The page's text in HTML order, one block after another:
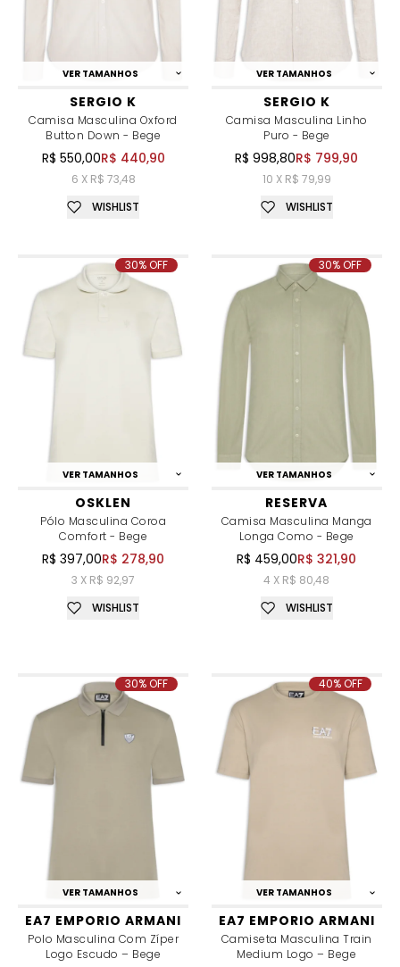
VER TAMANHOS
SERGIO K
Camisa Masculina Oxford
Button Down - Bege
R$ 550,00R$ 440,90
6 X R$ 73,48
WISHLIST
VER TAMANHOS
SERGIO K
Camisa Masculina Linho
Puro - Bege
R$ 998,80R$ 799,90
10 X R$ 79,99
WISHLIST
VER TAMANHOS
OSKLEN
Pólo Masculina Coroa
Comfort - Bege
R$ 397,00R$ 278,90
3 X R$ 92,97
30% OFF
WISHLIST
VER TAMANHOS
RESERVA
Camisa Masculina Manga
Longa Como - Bege
R$ 459,00R$ 321,90
4 X R$ 80,48
30% OFF
WISHLIST
VER TAMANHOS
EA7 EMPORIO ARMANI
Polo Masculina Com Zíper
Logo Escudo – Bege
30% OFF
VER TAMANHOS
EA7 EMPORIO ARMANI
Camiseta Masculina Train
Medium Logo – Bege
40% OFF